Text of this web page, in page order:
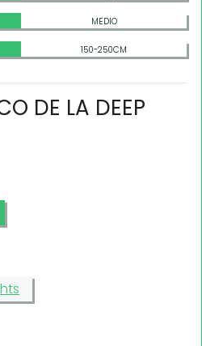
MEDIO
150-250CM
DE LA DEEP